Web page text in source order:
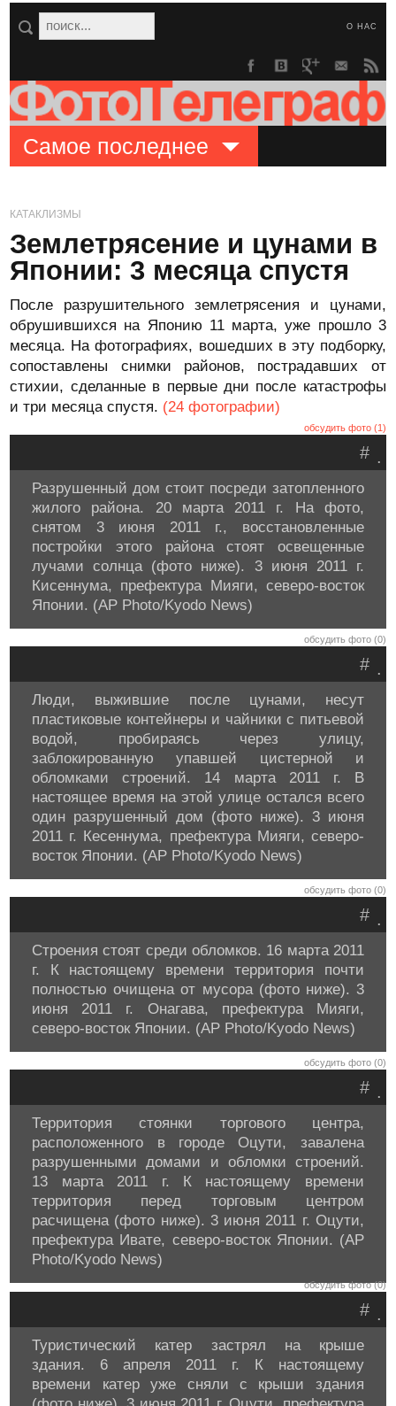
О НАС
Самое последнее
КАТАКЛИЗМЫ
Землетрясение и цунами в
Японии: 3 месяца спустя
После разрушительного землетрясения и цунами,
обрушившихся на Японию 11 марта, уже прошло 3
месяца. На фотографиях, вошедших в эту подборку,
сопоставлены снимки районов, пострадавших от
стихии, сделанные в первые дни после катастрофы
и три месяца спустя. (24 фотографии)
обсудить фото (1)
.
#
Разрушенный дом стоит посреди затопленного
жилого района. 20 марта 2011 г. На фото,
снятом 3 июня 2011 г., восстановленные
постройки этого района стоят освещенные
лучами солнца (фото ниже). 3 июня 2011 г.
Кисеннума, префектура Мияги, северо-восток
Японии. (AP Photo/Kyodo News)
обсудить фото (0)
.
#
Люди, выжившие после цунами, несут
пластиковые контейнеры и чайники с питьевой
водой, пробираясь через улицу,
заблокированную упавшей цистерной и
обломками строений. 14 марта 2011 г. В
настоящее время на этой улице остался всего
один разрушенный дом (фото ниже). 3 июня
2011 г. Кесеннума, префектура Мияги, северо-
восток Японии. (AP Photo/Kyodo News)
обсудить фото (0)
.
#
Строения стоят среди обломков. 16 марта 2011
г. К настоящему времени территория почти
полностью очищена от мусора (фото ниже). 3
июня 2011 г. Онагава, префектура Мияги,
северо-восток Японии. (AP Photo/Kyodo News)
обсудить фото (0)
.
#
Территория стоянки торгового центра,
расположенного в городе Оцути, завалена
разрушенными домами и обломки строений.
13 марта 2011 г. К настоящему времени
территория перед торговым центром
расчищена (фото ниже). 3 июня 2011 г. Оцути,
префектура Ивате, северо-восток Японии. (AP
Photo/Kyodo News)
обсудить фото (0)
.
#
Туристический катер застрял на крыше
здания. 6 апреля 2011 г. К настоящему
времени катер уже сняли с крыши здания